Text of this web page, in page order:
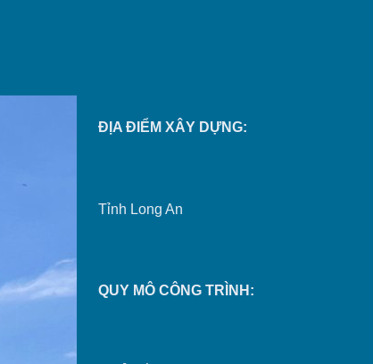
ĐỊA ĐIỂM XÂY DỰNG:
Tỉnh Long An
QUY MÔ CÔNG TRÌNH: